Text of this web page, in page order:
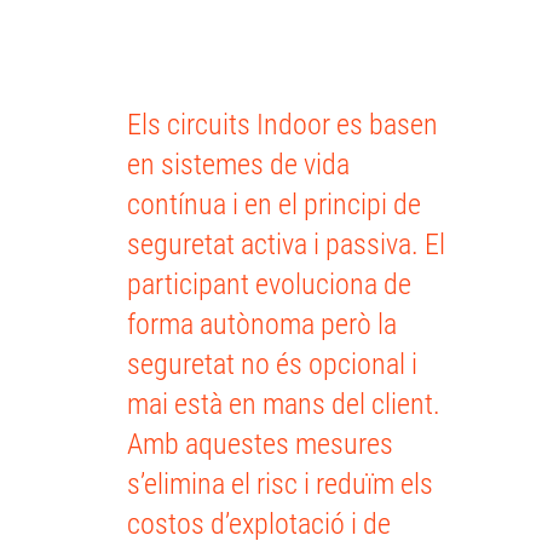
Els circuits Indoor es basen
en sistemes de vida
contínua i en el principi de
seguretat activa i passiva. El
participant evoluciona de
forma autònoma però la
seguretat no és opcional i
mai està en mans del client.
Amb aquestes mesures
s’elimina el risc i reduïm els
costos d’explotació i de